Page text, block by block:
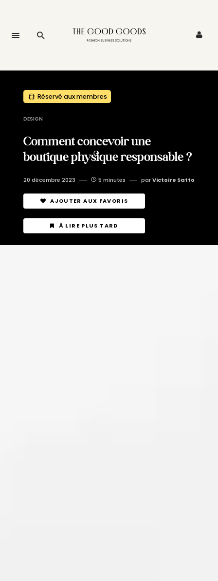
Réservé aux membres
DESIGN
Comment concevoir une
boutique physique responsable ?
20 décembre 2023 5 minutes parVictoire Satto
AJOUTER AUX FAVORIS
À LIRE PLUS TARD